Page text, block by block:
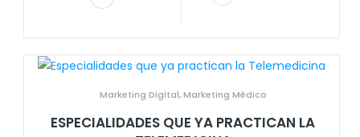
Marketing Digital, Marketing Médico
ESPECIALIDADES QUE YA PRACTICAN LA